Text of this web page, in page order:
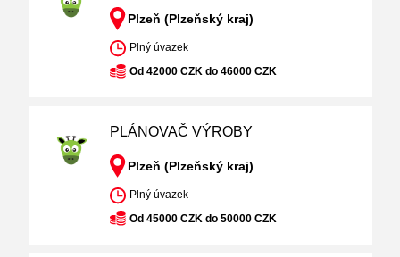
Plzeň (Plzeňský kraj)
Plný úvazek
Od 42000 CZK do 46000 CZK
PLÁNOVAČ VÝROBY
Plzeň (Plzeňský kraj)
Plný úvazek
Od 45000 CZK do 50000 CZK